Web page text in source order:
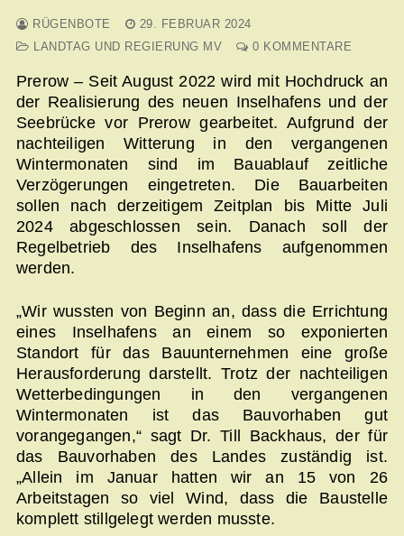
RÜGENBOTE
29. FEBRUAR 2024
LANDTAG UND REGIERUNG MV
0 KOMMENTARE
Prerow – Seit August 2022 wird mit Hochdruck an
der Realisierung des neuen Inselhafens und der
Seebrücke vor Prerow gearbeitet. Aufgrund der
nachteiligen Witterung in den vergangenen
Wintermonaten sind im Bauablauf zeitliche
Verzögerungen eingetreten. Die Bauarbeiten
sollen nach derzeitigem Zeitplan bis Mitte Juli
2024 abgeschlossen sein. Danach soll der
Regelbetrieb des Inselhafens aufgenommen
werden.
„Wir wussten von Beginn an, dass die Errichtung
eines Inselhafens an einem so exponierten
Standort für das Bauunternehmen eine große
Herausforderung darstellt. Trotz der nachteiligen
Wetterbedingungen in den vergangenen
Wintermonaten ist das Bauvorhaben gut
vorangegangen,“ sagt Dr. Till Backhaus, der für
das Bauvorhaben des Landes zuständig ist.
„Allein im Januar hatten wir an 15 von 26
Arbeitstagen so viel Wind, dass die Baustelle
komplett stillgelegt werden musste.